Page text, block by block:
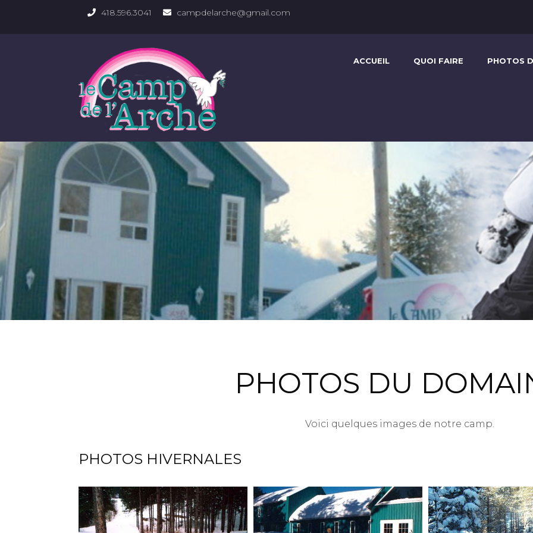
418.596.3041 campdelarche@gmail.com
ACCUEIL QUOI FAIRE PHOTOS
PHOTOS DU
Voici quelques images de notre camp.
PHOTOS HIVERNALES